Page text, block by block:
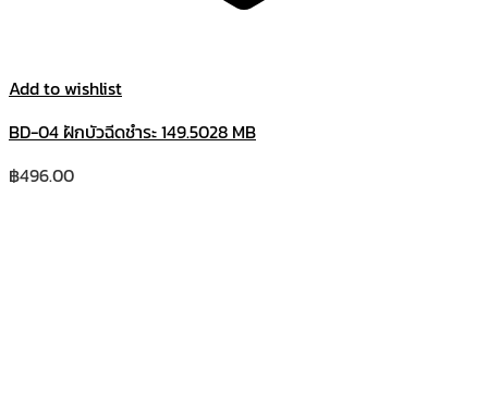
Add to wishlist
BD-04 ฝักบัวฉีดชำระ 149.5028 MB
฿496.00